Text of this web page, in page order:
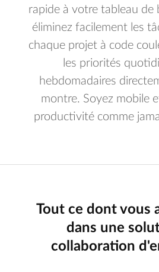
rapide à votre tableau de
éliminez facilement les
chaque projet à code
les priorités
hebdomadaires
montre. Soyez mobile
productivité comme
Tout ce dont vous
dans une
collaboration